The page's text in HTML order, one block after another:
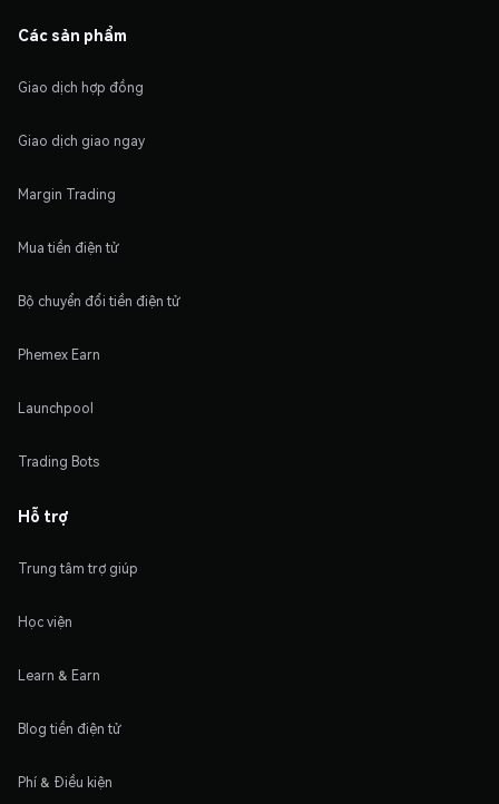
Các sản phẩm
Giao dịch hợp đồng
Giao dịch giao ngay
Margin Trading
Mua tiền điện tử
Bộ chuyển đổi tiền điện tử
Phemex Earn
Launchpool
Trading Bots
Hỗ trợ
Trung tâm trợ giúp
Học viện
Learn & Earn
Blog tiền điện tử
Phí & Điều kiện